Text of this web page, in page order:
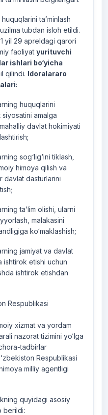
ta’minlash
tubdan isloh etildi.
yil 29 apreldagi qarori
faoliyat yurituvchi
ishlari bo‘yicha
qilindi. Idoralararo
huquqlarini
siyosatini amalga
davlat hokimiyati
sog‘lig‘ini tiklash,
himoya qilish va
davlat dasturlarini
ta’lim olishi, ularni
malakasini
ko‘maklashish;
jamiyat va davlat
ishtirok etishi uchun
ishtirok etishdan
Respublikasi
xizmat va yordam
nazorat tizimini yo‘lga
tadbirlar
Respublikasi
milliy agentligi
quyidagi asosiy
berildi: